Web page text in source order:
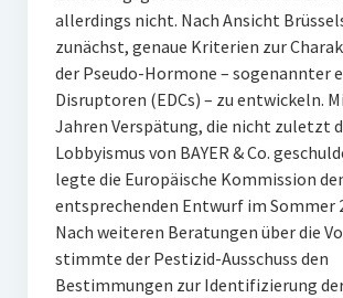
allerdings nicht. Nach Ansicht
zunächst, genaue Kriterien zur
der Pseudo-Hormone – sogenannter
Disruptoren (EDCs) – zu entwickeln.
Jahren Verspätung, die nicht zuletzt
Lobbyismus von BAYER & Co.
legte die Europäische Kommission
entsprechenden Entwurf im Sommer
Nach weiteren Beratungen über die
stimmte der Pestizid-Ausschuss den
Bestimmungen zur Identifizierung der